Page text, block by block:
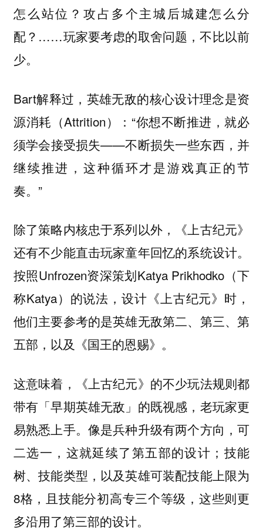
怎么站位？攻占多个主城后城建怎么分
配？……玩家要考虑的取舍问题，不比以前
少。
Bart解释过，英雄无敌的核心设计理念是资
源消耗（Attrition）：“你想不断推进，就必
须学会接受损失——不断损失一些东西，并
继续推进，这种循环才是游戏真正的节
奏。”
除了策略内核忠于系列以外，《上古纪元》
还有不少能直击玩家童年回忆的系统设计。
按照Unfrozen资深策划Katya Prikhodko（下
称Katya）的说法，设计《上古纪元》时，
他们主要参考的是英雄无敌第二、第三、第
五部，以及《国王的恩赐》。
这意味着，《上古纪元》的不少玩法规则都
带有「早期英雄无敌」的既视感，老玩家更
易熟悉上手。像是兵种升级有两个方向，可
二选一，这就延续了第五部的设计；技能
树、技能类型，以及英雄可装配技能上限为
8格，且技能分初高专三个等级，这些则更
多沿用了第三部的设计。